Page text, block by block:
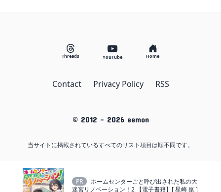
PR
ホームセンターごと呼び出された私の大
迷宮リノベーション！2 【電子書籍】[ 星崎 崑 ]
Threads YouTube Home
Contact Privacy Policy RSS
© 2012 - 2026eemon
当サイトに掲載されているすべてのリスト項目は順不同です。